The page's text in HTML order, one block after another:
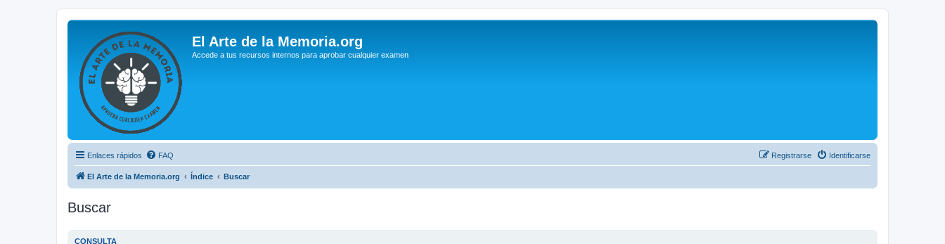
El Arte de la Memoria.org
Accede a tus recursos internos para aprobar cualquier examen
Enlaces rápidos FAQ Identificarse
Registrarse
El Arte de la Memoria.org Índice Buscar
Buscar
CONSULTA